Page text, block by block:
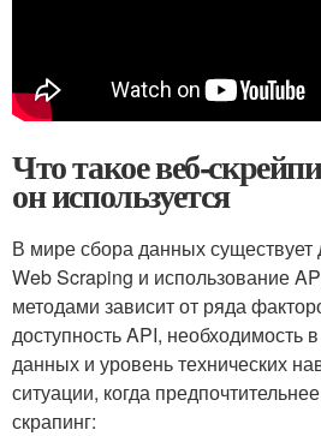
Что такое веб-
он используется
В мире сбора данных
Web Scraping и использование
методами зависит от ряда
доступность‍ API, необходимость
данных и⁣ уровень технических
ситуации, когда
скрапинг: